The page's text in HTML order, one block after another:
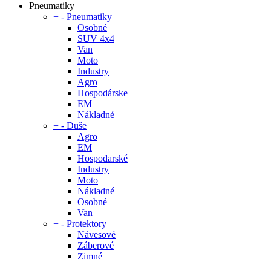
Pneumatiky
+ - Pneumatiky
Osobné
SUV 4x4
Van
Moto
Industry
Agro
Hospodárske
EM
Nákladné
+ - Duše
Agro
EM
Hospodarské
Industry
Moto
Nákladné
Osobné
Van
+ - Protektory
Návesové
Záberové
Zimné